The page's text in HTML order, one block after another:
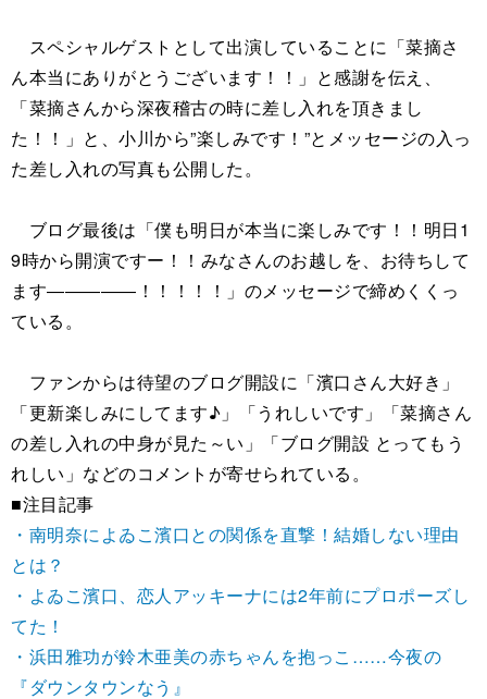
スペシャルゲストとして出演していることに「菜摘さ
ん本当にありがとうございます！！」と感謝を伝え、
「菜摘さんから深夜稽古の時に差し入れを頂きまし
た！！」と、小川から”楽しみです！”とメッセージの入っ
た差し入れの写真も公開した。
ブログ最後は「僕も明日が本当に楽しみです！！明日1
9時から開演ですー！！みなさんのお越しを、お待ちして
ます―――――！！！！！」のメッセージで締めくくっ
ている。
ファンからは待望のブログ開設に「濱口さん大好き」
「更新楽しみにしてます♪」「うれしいです」「菜摘さん
の差し入れの中身が見た～い」「ブログ開設 とってもう
れしい」などのコメントが寄せられている。
■注目記事
・南明奈によゐこ濱口との関係を直撃！結婚しない理由
とは？
・よゐこ濱口、恋人アッキーナには2年前にプロポーズし
てた！
・浜田雅功が鈴木亜美の赤ちゃんを抱っこ……今夜の
『ダウンタウンなう』